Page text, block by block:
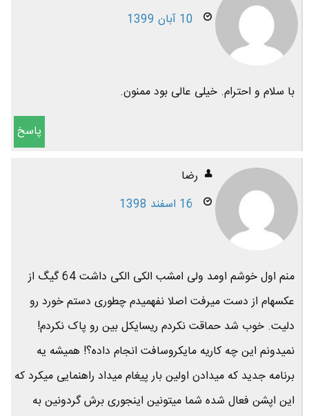
10 آبان 1399
با سلام و احترام. خیلی عالی بود ممنون.
پاسخ
رضا
16 اسفند 1398
منم اول خوشم اومد ولی امشب الکی الکی داشت 64 گیگ از
عکسهام از دست میرفت اصلا نفهمیدم چطوری دستم خورد رو
دلیت. خوب شد حماقت نکردم ریسایکل بین رو پاک نکردم!
نمیدونم این چه کاریه مایکروسافت انجام داده؟! همیشه یه
برنامه جدید که میدادن اولین بار پیغام میداد راهنمایی میکرد که
این اپشن فعال شده شما میتونین اینجوری برش گردونین به